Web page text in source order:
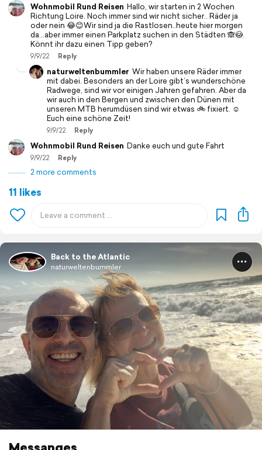
Wohnmobil Rund Reisen Hallo, wir starten in 2 Wochen
Richtung Loire. Noch immer sind wir nicht sicher.. Räder ja
oder nein 😂😊Wir sind ja die Rastlosen..heute hier morgen
da…aber immer einen Parkplatz suchen in den Städten 🙈😳.
Könnt ihr dazu einen Tipp geben?
9/9/22 Reply
naturweltenbummler Wir haben unsere Räder immer
mit dabei. Besonders an der Loire gibt’s wunderschöne
Radwege, sind wir vor einigen Jahren gefahren. Aber da
wir auch in den Bergen und zwischen den Dünen mit
unseren MTB herumdüsen sind wir etwas 🚲 fixiert. ☺️
Euch eine schöne Zeit!
9/9/22 Reply
Wohnmobil Rund Reisen Danke euch und gute Fahrt
9/9/22 Reply
2 more comments
11 likes
Back to the Atlantic
naturweltenbummler